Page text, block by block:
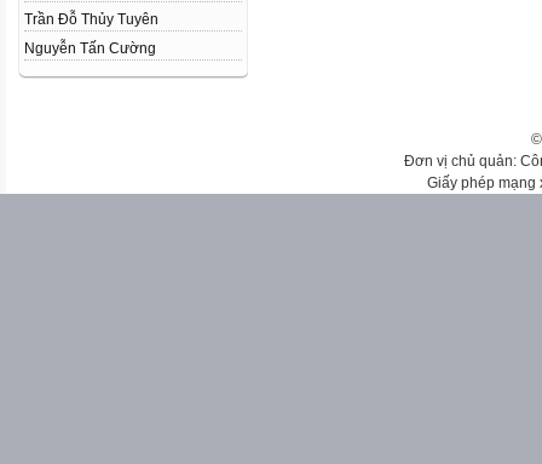
Trần Đỗ Thủy Tuyên
Nguyễn Tấn Cường
Đơn vị chủ quản:
Giấy phép mạng